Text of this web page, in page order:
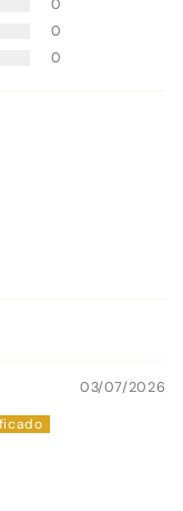
0
0
0
03/07/2026